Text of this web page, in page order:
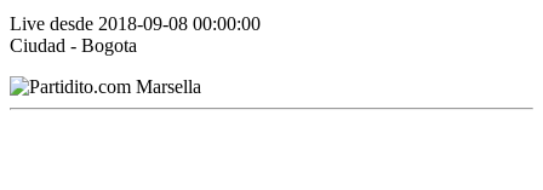
Live desde 2018-09-08 00:00:00
Ciudad - Bogota